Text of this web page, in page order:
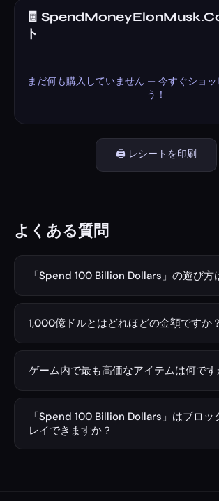
🧾
ト
まだ何も購入していません — 今すぐショッ
う！
🖨️ レシートを印刷
よくある質問
「Spend 100 Billion Dollars」の遊び方
タイマー（初期設定は1分）を設定して「
欲しいアイテムの「Buy」をクリックして
受けられます。時間切れになる前に1,000
れるか挑戦しましょう！
1,000億ドルとはどれほどの金額ですか？
1,000億ドルは、ほとんど想像もできない
す。高級住宅を10万軒購入したり、NASA
きるほどの金額です。
ゲーム内で最も高価なアイテムは何です
スポーツチーム、プライベートアイランド
ーヨットなどが高額アイテムです。これら
1,000億ドルを一気に使い切りましょう！
「Spend 100 Billion Dollars」はブロッ
レイできますか？